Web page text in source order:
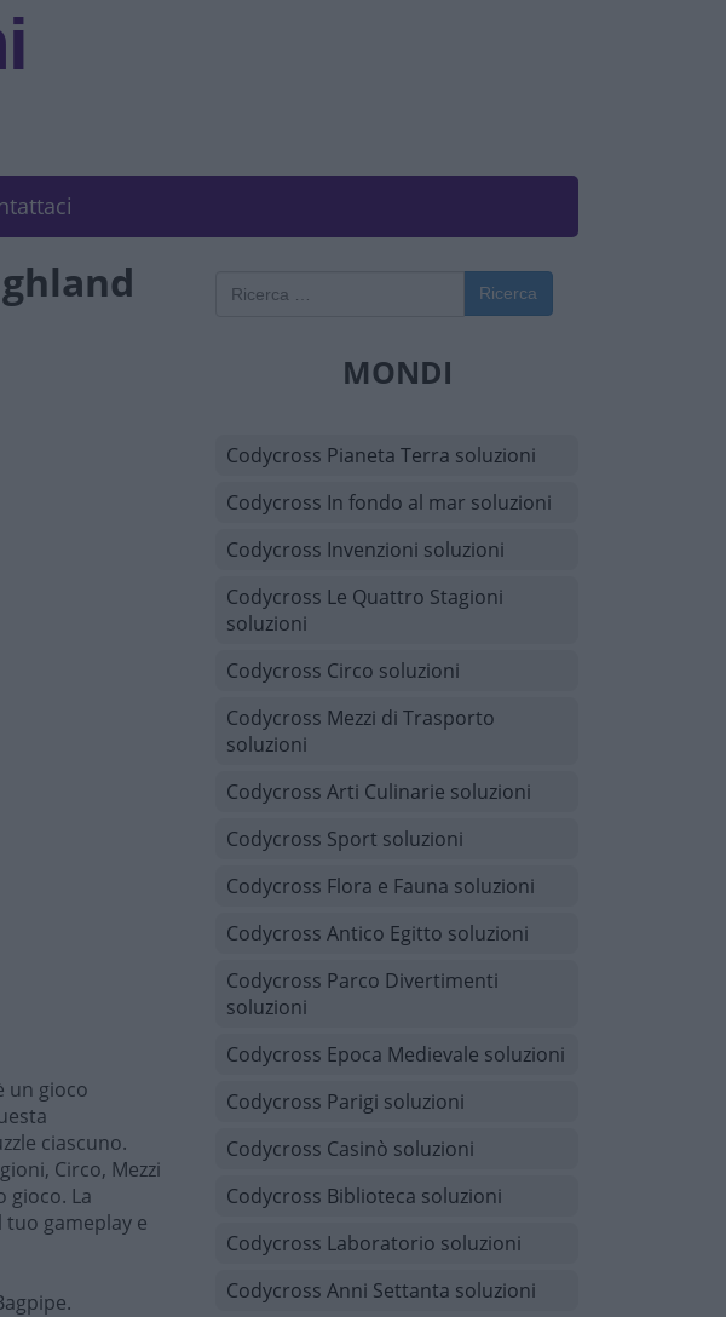
un gioco
ciascuno.
Circo, Mezzi
gioco. La
gameplay e
Ricerca
MONDI
Codycross Pianeta Terra soluzioni
Codycross In fondo al mar soluzioni
Codycross Invenzioni soluzioni
Codycross Le Quattro Stagioni
soluzioni
Codycross Circo soluzioni
Codycross Mezzi di Trasporto
soluzioni
Codycross Arti Culinarie soluzioni
Codycross Sport soluzioni
Codycross Flora e Fauna soluzioni
Codycross Antico Egitto soluzioni
Codycross Parco Divertimenti
soluzioni
Codycross Epoca Medievale soluzioni
Codycross Parigi soluzioni
Codycross Casinò soluzioni
Codycross Biblioteca soluzioni
Codycross Laboratorio soluzioni
Codycross Anni Settanta soluzioni